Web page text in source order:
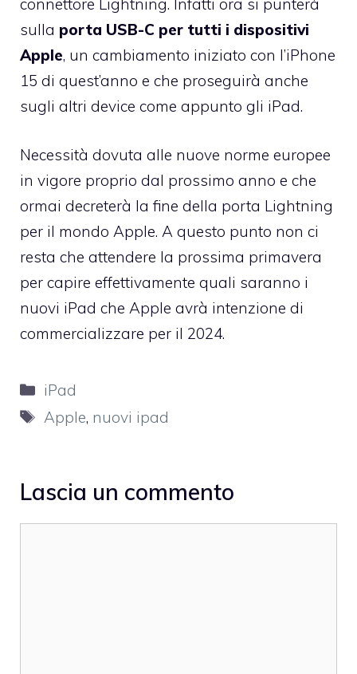
connettore Lightning. Infatti ora si punterà
sulla porta USB-C per tutti i dispositivi
Apple, un cambiamento iniziato con l’iPhone
15 di quest’anno e che proseguirà anche
sugli altri device come appunto gli iPad.
Necessità dovuta alle nuove norme europee
in vigore proprio dal prossimo anno e che
ormai decreterà la fine della porta Lightning
per il mondo Apple. A questo punto non ci
resta che attendere la prossima primavera
per capire effettivamente quali saranno i
nuovi iPad che Apple avrà intenzione di
commercializzare per il 2024.
Categorie
iPad
Tag
Apple, nuovi ipad
Lascia un commento